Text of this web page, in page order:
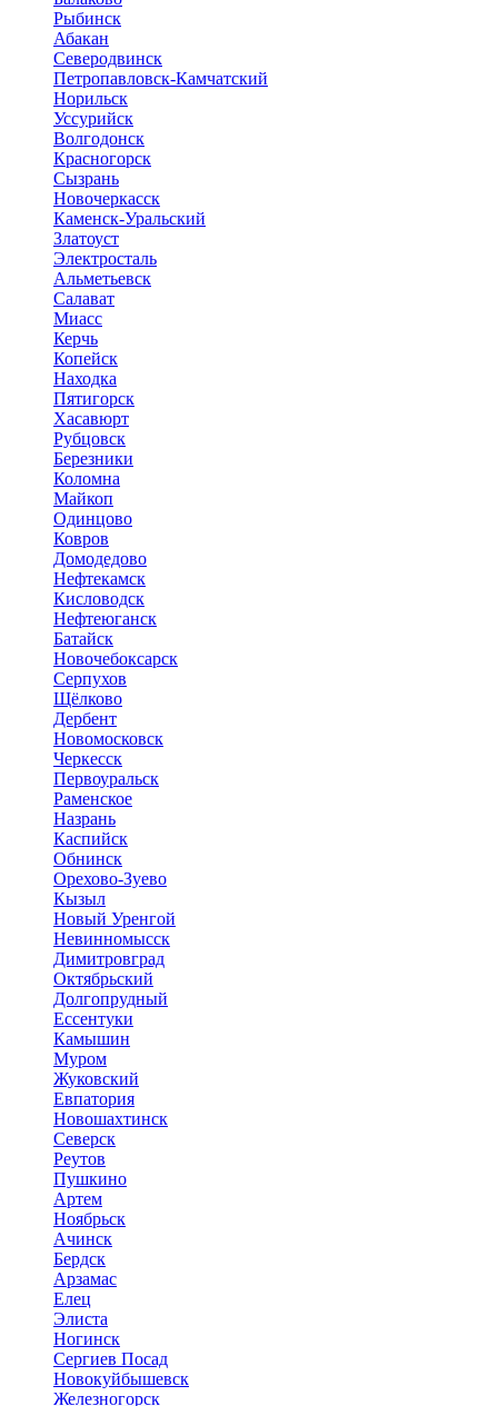
Рыбинск
Абакан
Северодвинск
Петропавловск-Камчатский
Норильск
Уссурийск
Волгодонск
Красногорск
Сызрань
Новочеркасск
Каменск-Уральский
Златоуст
Электросталь
Альметьевск
Салават
Миасс
Керчь
Копейск
Находка
Пятигорск
Хасавюрт
Рубцовск
Березники
Коломна
Майкоп
Одинцово
Ковров
Домодедово
Нефтекамск
Кисловодск
Нефтеюганск
Батайск
Новочебоксарск
Серпухов
Щёлково
Дербент
Новомосковск
Черкесск
Первоуральск
Раменское
Назрань
Каспийск
Обнинск
Орехово-Зуево
Кызыл
Новый Уренгой
Невинномысск
Димитровград
Октябрьский
Долгопрудный
Ессентуки
Камышин
Муром
Жуковский
Евпатория
Новошахтинск
Северск
Реутов
Пушкино
Артем
Ноябрьск
Ачинск
Бердск
Арзамас
Елец
Элиста
Ногинск
Сергиев Посад
Новокуйбышевск
Железногорск